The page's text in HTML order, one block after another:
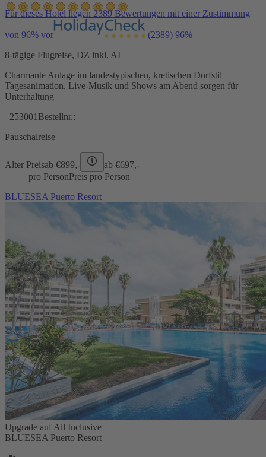
Für dieses Hotel liegen 2389 Bewertungen mit einer Zustimmung
von 96% vor (2389) 96%
8-tägige Flugreise, DZ inkl. AI
Charmante Anlage im landestypischen, kretischen Dorfstil
Tagesanimation, Live-Musik und Shows am Abend sorgen für
Unterhaltung
253001 Bestellnr.:
Pauschalreise
Alter Preisab €899,- ab €697,-
pro PersonPreis pro Person
BLUESEA Puerto Resort
Upgrade auf All Inclusive
BLUESEA Puerto Resort